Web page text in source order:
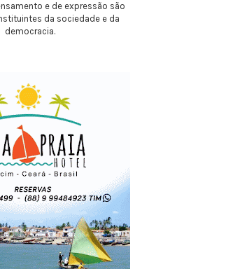
e de expressão são
da sociedade e da
democracia.